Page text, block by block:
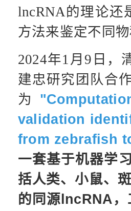
lncRNA的理论还
方法来鉴定不同
2024年1月9日，
建忠研究团队合
为
validation
from zebrafish
一套基于机器学
括人类、小鼠、
的同源lncRNA，